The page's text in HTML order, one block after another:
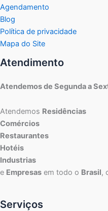
Agendamento
Blog
Política de privacidade
Mapa do Site
Atendimento
Atendemos de Segunda a
Atendemos Residências
Comércios
Restaurantes
Hotéis
Industrias
e Empresas em todo o Brasil,
Serviços